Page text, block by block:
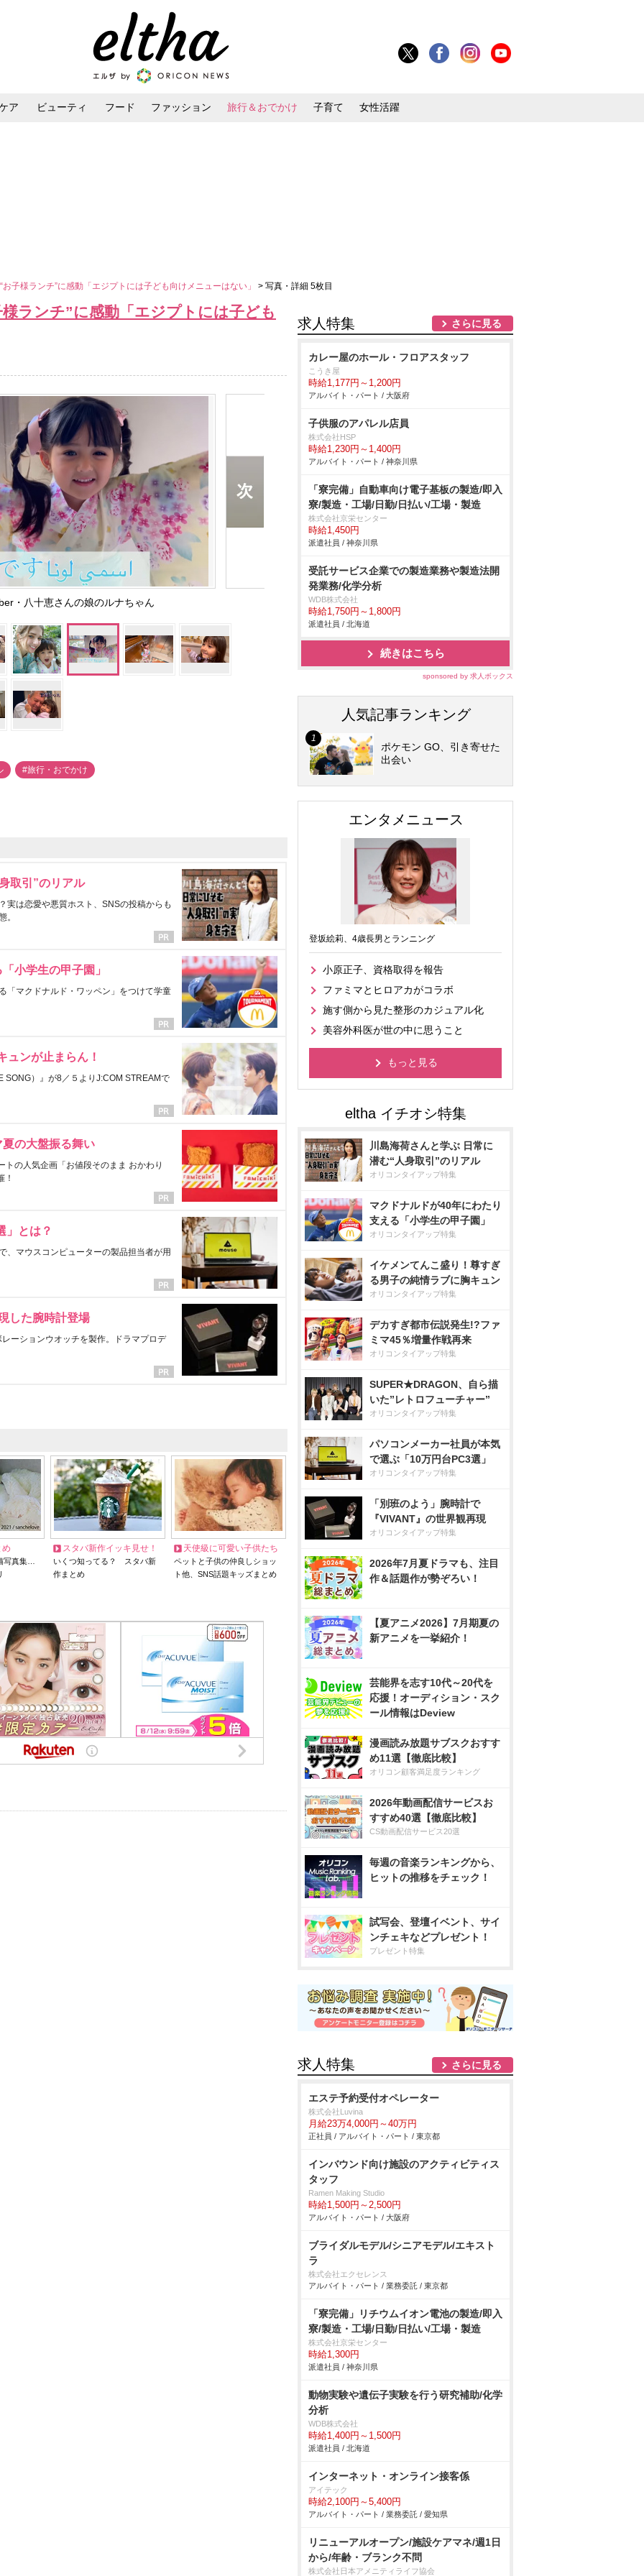
ア ビューティ フード ファッション 旅行＆おでかけ 子育て 女性活躍
子様ランチ”に感動「エジプトには子ども向けメニューはない」 > 写真・詳細 5枚目
ランチ”に感動「エジプトには子ども
・八十恵さんの娘のルナちゃん
#旅行・おでかけ
取引”のリアル
実は恋愛や悪質ホスト、SNSの投稿からも
。
小学生の甲子園」
「マクドナルド・ワッペン」をつけて学童
ュンが止まらん！
SONG）』が8／５よりJ:COM STREAMで
の大盤振る舞い
の人気企画「お値段そのまま おかわり
！
」とは？
、マウスコンピューターの製品担当者が用
した腕時計登場
ーションウオッチを製作。ドラマプロデ
め
写真集…
スタバ新作イッキ見せ！
いくつ知ってる？ スタバ新
作まとめ
天使級に可愛い子供たち
ペットと子供の仲良しショッ
ト他、SNS話題キッズまとめ
求人特集 さらに見る
カレー屋のホール・フロアスタッフ
こうき屋
時給1,177円～1,200円
アルバイト・パート / 大阪府
子供服のアパレル店員
株式会社HSP
時給1,230円～1,400円
アルバイト・パート / 神奈川県
「寮完備」自動車向け電子基板の製造/即入
寮/製造・工場/日勤/日払い/工場・製造
株式会社京栄センター
時給1,450円
派遣社員 / 神奈川県
受託サービス企業での製造業務や製造法開
発業務/化学分析
WDB株式会社
時給1,750円～1,800円
派遣社員 / 北海道
続きはこちら
sponsored by 求人ボックス
人気記事ランキング
ポケモン GO、引き寄せた
出会い
エンタメニュース
登坂絵莉、4歳長男とランニング
小原正子、資格取得を報告
ファミマとヒロアカがコラボ
施す側から見た整形のカジュアル化
美容外科医が世の中に思うこと
もっと見る
川島海荷さんと学ぶ 日常に
潜む“人身取引”のリアル
オリコンタイアップ特集
マクドナルドが40年にわたり
支える「小学生の甲子園」
オリコンタイアップ特集
イケメンてんこ盛り！尊すぎ
る男子の純情ラブに胸キュン
オリコンタイアップ特集
デカすぎ都市伝説発生!?ファ
ミマ45％増量作戦再来
オリコンタイアップ特集
SUPER★DRAGON、自ら描
いた”レトロフューチャー”
オリコンタイアップ特集
パソコンメーカー社員が本気
で選ぶ「10万円台PC3選」
オリコンタイアップ特集
「別班のよう」腕時計で
『VIVANT』の世界観再現
オリコンタイアップ特集
2026年7月夏ドラマも、注目
作＆話題作が勢ぞろい！
【夏アニメ2026】7月期夏の
新アニメを一挙紹介！
芸能界を志す10代～20代を
応援！オーディション・スク
ール情報はDeview
漫画読み放題サブスクおすす
め11選【徹底比較】
オリコン顧客満足度ランキング
2026年動画配信サービスお
すすめ40選【徹底比較】
CS動画配信サービス20選
毎週の音楽ランキングから、
ヒットの推移をチェック！
試写会、登壇イベント、サイ
ンチェキなどプレゼント！
プレゼント特集
求人特集 さらに見る
エステ予約受付オペレーター
株式会社Luvina
月給23万4,000円～40万円
正社員 / アルバイト・パート / 東京都
インバウンド向け施設のアクティビティス
タッフ
Ramen Making Studio
時給1,500円～2,500円
アルバイト・パート / 大阪府
ブライダルモデル/シニアモデル/エキスト
ラ
株式会社エクセレンス
アルバイト・パート / 業務委託 / 東京都
「寮完備」リチウムイオン電池の製造/即入
寮/製造・工場/日勤/日払い/工場・製造
株式会社京栄センター
時給1,300円
派遣社員 / 神奈川県
動物実験や遺伝子実験を行う研究補助/化学
分析
WDB株式会社
時給1,400円～1,500円
派遣社員 / 北海道
インターネット・オンライン接客係
アイテック
時給2,100円～5,400円
アルバイト・パート / 業務委託 / 愛知県
リニューアルオープン/施設ケアマネ/週1日
から/年齢・ブランク不問
株式会社日本アメニティライフ協会